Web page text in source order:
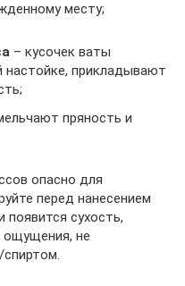
месту;
– кусочек ваты
настойке, прикладывают
пряность и
опасно для
перед нанесением
сухость,
ощущения, не